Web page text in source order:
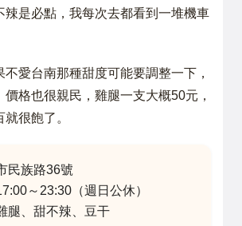
辣是必點，我每次去都看到一堆機車
不愛台南那種甜度可能要調整一下，
格也很親民，雞腿一支大概50元，
很飽了。
民族路36號
～23:30（週日公休）
腿、甜不辣、豆干